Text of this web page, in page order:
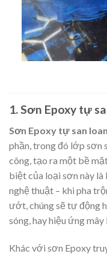
1. Sơn Epoxy tự
Sơn Epoxy tự san
phần, trong đó lớp sơn
công, tạo ra một bề
biệt của loại sơn này là
nghệ thuật – khi pha
ướt, chúng sẽ tự động
sóng, hay hiệu ứng mây
Khác với sơn Epoxy